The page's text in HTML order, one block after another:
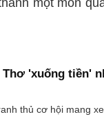
'xuống tiền'
thủ cơ hội mang